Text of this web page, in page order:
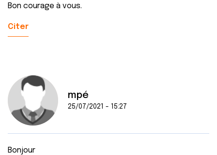
Bon courage à vous.
Citer
mpé
25/07/2021 - 15:27
Bonjour